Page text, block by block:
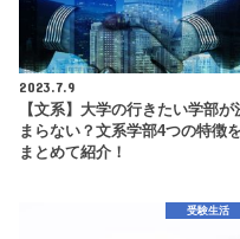
2023.7.9
【文系】大学の行きたい学部が
まらない？文系学部4つの特徴
まとめて紹介！
受験生活